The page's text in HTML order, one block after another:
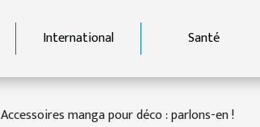
International Santé
Accessoires manga pour déco : parlons-en !